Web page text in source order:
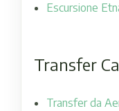
Escursione
Transfer
Transfer da